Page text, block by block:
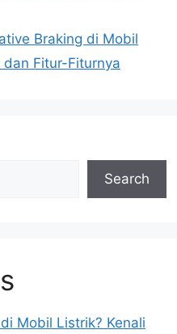
Braking di Mobil
dan Fitur-Fiturnya
Search
Mobil Listrik? Kenali